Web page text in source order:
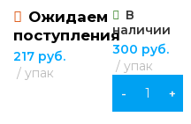
ОСОБЕННОСТИ
Ph3
защитного
Ожидаем
поступления
217 руб.
упак
В
наличии
300 руб.
упак